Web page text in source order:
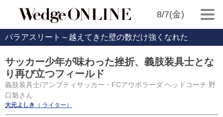
8/7(金)
パラアスリート～越えてきた壁の数だけ強くなれた
サッカー少年が味わった挫折、義肢装具士とな
り再び立つフィールド
義肢装具士/アンプティサッカー・FCアウボラーダ ヘッドコーチ 野
口魁さん
大元よしき （ ライター）